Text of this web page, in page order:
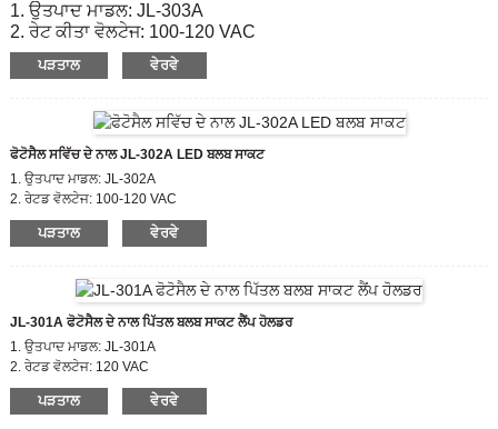
1. ਉਤਪਾਦ ਮਾਡਲ: JL-303A
2. ਰੇਟ ਕੀਤਾ ਵੋਲਟੇਜ: 100-120 VAC
3. ਚਾਲੂ / ਬੰਦ ਲਕਸ ਪੱਧਰ: 10-20 Lx ਚਾਲੂ;30-60 Lx ਦੀ ਛੋਟ
4. ਇਲੈਕਟ੍ਰਿਕ ਲਾਈਫ: 5000
ਪੜਤਾਲ ਵੇਰਵੇ
ਫੋਟੋਸੈਲ ਸਵਿੱਚ ਦੇ ਨਾਲ JL-302A LED ਬਲਬ ਸਾਕਟ
1. ਉਤਪਾਦ ਮਾਡਲ: JL-302A
2. ਰੇਟਡ ਵੋਲਟੇਜ: 100-120 VAC
3. ਚਾਲੂ / ਬੰਦ ਲਕਸ ਪੱਧਰ: 10-20 Lx ਚਾਲੂ;30-60 Lx ਦੀ ਛੋਟ
4. ਅਨੁਕੂਲ ਮਿਆਰੀ: CE, ROHS, UL
ਪੜਤਾਲ ਵੇਰਵੇ
JL-301A ਫੋਟੋਸੈਲ ਦੇ ਨਾਲ ਪਿੱਤਲ ਬਲਬ ਸਾਕਟ ਲੈਂਪ ਹੋਲਡਰ
1. ਉਤਪਾਦ ਮਾਡਲ: JL-301A
2. ਰੇਟਡ ਵੋਲਟੇਜ: 120 VAC
3. ਚਾਲੂ / ਬੰਦ ਲਕਸ ਪੱਧਰ: 15LX
4. ਅਨੁਕੂਲ ਮਿਆਰੀ: CE, ROHS, UL
ਪੜਤਾਲ ਵੇਰਵੇ